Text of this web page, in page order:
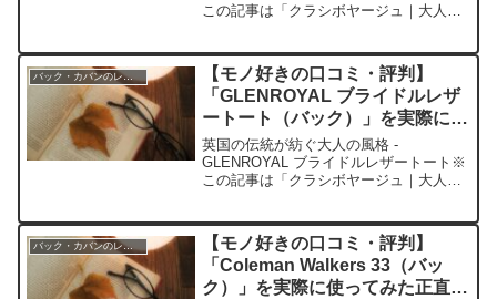
この記事は「クラシボヤージュ｜大人の
コミ今日、編集部が紹介したいのが「...
バック・カバンのレビュー
【モノ好きの口コミ・評判】
「GLENROYAL ブライドルレザ
ートート（バック）」を実際に使
ってみた正直感想
英国の伝統が紡ぐ大人の風格 -
GLENROYAL ブライドルレザートート※
この記事は「クラシボヤージュ｜大人の
コミ今日、編集部が紹介したいのが
「GLENROYAL ブ...
バック・カバンのレビュー
【モノ好きの口コミ・評判】
「Coleman Walkers 33（バッ
ク）」を実際に使ってみた正直感